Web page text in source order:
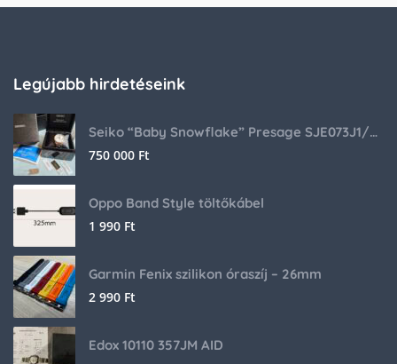
Legújabb hirdetéseink
Seiko “Baby Snowflake” Presage SJE073J1/SARA015 Limited Edition
750 000 Ft
Oppo Band Style töltőkábel
1 990 Ft
Garmin Fenix szilikon óraszíj – 26mm
2 990 Ft
Edox 10110 357JM AID